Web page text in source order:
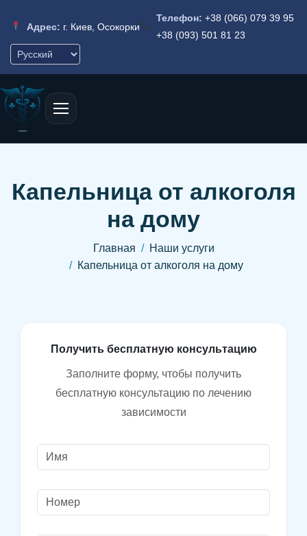
Адрес: г. Киев, Осокорки
Телефон: +38 (066) 079 39 95
+38 (093) 501 81 23
Капельница от алкоголя
на дому
Главная
Наши услуги
Капельница от алкоголя на дому
Получить бесплатную консультацию
Заполните форму, чтобы получить
бесплатную консультацию по лечению
зависимости